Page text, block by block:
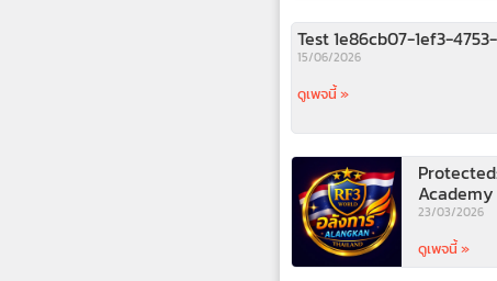
Test 1e86cb07-1ef3-
15/06/2026
ดูเพจนี้ »
23/03/2026
ดูเพจนี้ »